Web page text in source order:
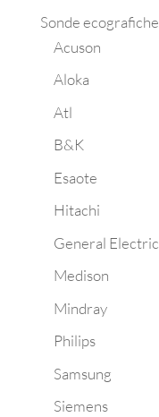
Sonde ecografiche
Acuson
Aloka
Atl
B&K
Esaote
Hitachi
General Electric
Medison
Mindray
Philips
Samsung
Siemens